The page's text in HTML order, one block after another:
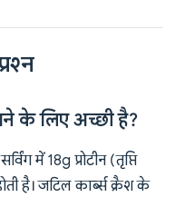
के लिए अच्छी है?
में 18g प्रोटीन (तृप्ति
है। जटिल कार्ब्स क्रैश के